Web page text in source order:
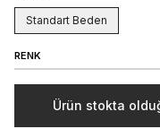
Standart Beden
RENK
Ürün stokta